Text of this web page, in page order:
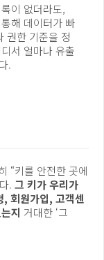
이 없더라도,
해 데이터가 빠
권한 기준을 정
서 얼마나 유출
.
“키를 안전한 곳에
. 그 키가 우리가
, 회원가입, 고객센
지 거대한 ‘그